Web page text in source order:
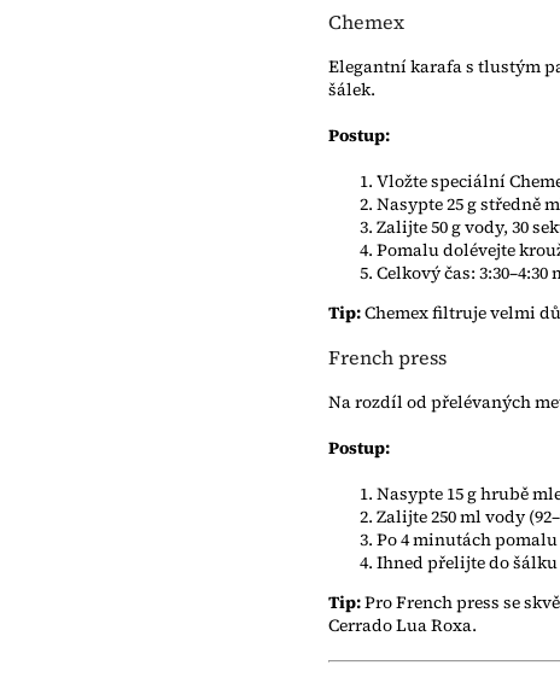
Chemex
Elegantní karafa s tlustým
šálek.
Postup:
Vložte speciální
Nasypte 25 g středně
Zalijte 50 g vody, 30
Pomalu dolévejte
Celkový čas: 3:30–4:30
Tip:Chemex filtruje velmi
French press
Na rozdíl od přelévaných
Postup:
Nasypte 15 g hrubě
Zalijte 250 ml vody
Po 4 minutách
Ihned přelijte do šálku
Tip:Pro French press se
Cerrado Lua Roxa.